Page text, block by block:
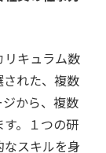
リキュラム数
れた、複数
から、複数
。１つの研
スキルを身